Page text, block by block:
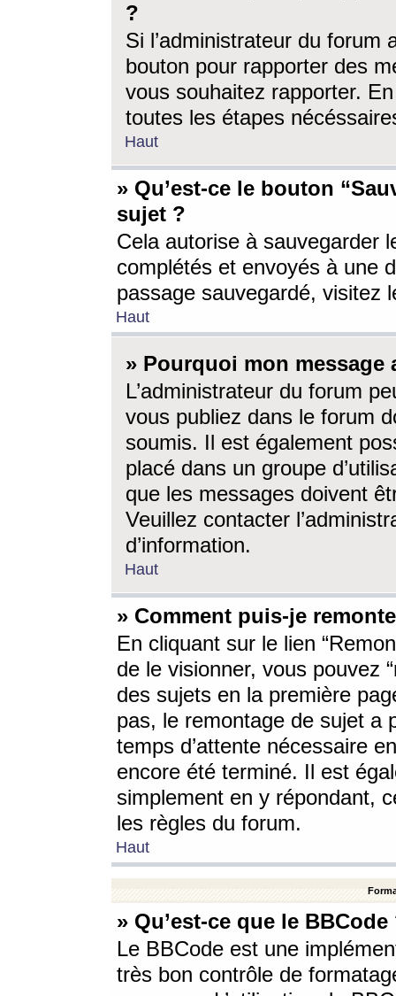
?
Si l’administrateur du forum
bouton pour rapporter des
vous souhaitez rapporter.
toutes les étapes
Haut
» Qu’est-ce le bouton
sujet ?
Cela autorise à sauvegarder
complétés et envoyés à une
passage sauvegardé, visitez
Haut
» Pourquoi mon message
L’administrateur du forum
vous publiez dans le forum
soumis. Il est également
placé dans un groupe
que les messages doivent
Veuillez contacter
d’information.
Haut
» Comment puis-je
En cliquant sur le lien
de le visionner, vous pouvez
des sujets en la première
pas, le remontage de sujet a
temps d’attente nécessaire
encore été terminé. Il est
simplement en y répondant,
les règles du forum.
Haut
» Qu’est-ce que le BBCode
Le BBCode est une
très bon contrôle de